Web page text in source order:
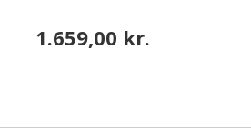
1.659,00 kr.